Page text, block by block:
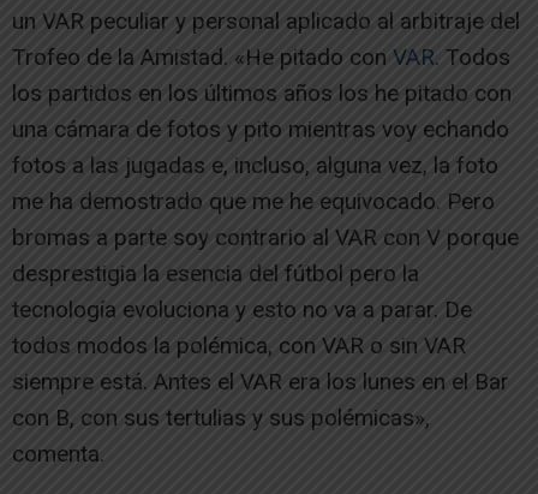
un VAR peculiar y personal aplicado al arbitraje del
Trofeo de la Amistad. «He pitado con VAR. Todos
los partidos en los últimos años los he pitado con
una cámara de fotos y pito mientras voy echando
fotos a las jugadas e, incluso, alguna vez, la foto
me ha demostrado que me he equivocado. Pero
bromas a parte soy contrario al VAR con V porque
desprestigia la esencia del fútbol pero la
tecnología evoluciona y esto no va a parar. De
todos modos la polémica, con VAR o sin VAR
siempre está. Antes el VAR era los lunes en el Bar
con B, con sus tertulias y sus polémicas»,
comenta.